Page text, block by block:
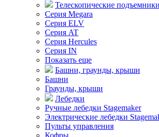
Телескопические подъемники
Серия Megara
Серия ELV
Серия AT
Серия Hercules
Серия IN
Показать еще
Башни, граунды, крыши
Башни
Граунды, крыши
Лебедки
Ручные лебедки Stagemaker
Электрические лебедки
Пульты управления
Кофры